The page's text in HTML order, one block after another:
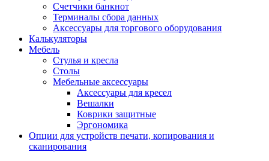
Краскораспылители пневматические
Наборы пневматические
Пистолеты пневматические
Шуруповерты
Дрели
Лобзики
Перфораторы
Шлифмашины
Наборы инструментов
Пилы
Счетчики банкнот
Терминалы сбора данных
Аксессуары для торгового оборудования
Калькуляторы
Мебель
Стулья и кресла
Столы
Мебельные аксессуары
Аксессуары для кресел
Вешалки
Коврики защитные
Эргономика
Опции для устройств печати, копирования и
сканирования